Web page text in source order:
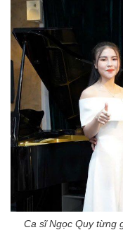
Ca sĩ Ngọc Quy từng